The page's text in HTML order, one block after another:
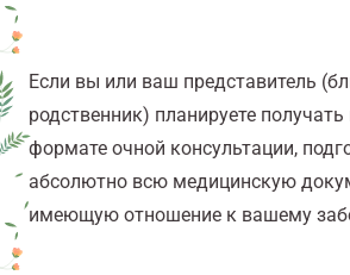
Если вы или ваш представитель
родственник) планируете
формате очной консультации,
абсолютно всю медицинскую
имеющую отношение к вашему